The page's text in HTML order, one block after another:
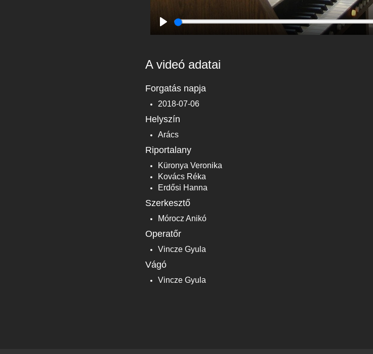
A videó adatai
Forgatás napja
2018-07-06
Helyszín
Arács
Riportalany
Küronya Veronika
Kovács Réka
Erdősi Hanna
Szerkesztő
Mórocz Anikó
Operatőr
Vincze Gyula
Vágó
Vincze Gyula